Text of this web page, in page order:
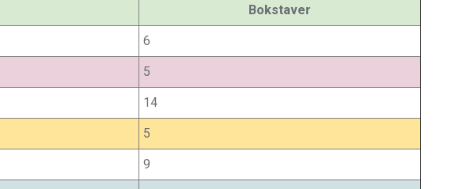
Bokstaver
6
5
14
5
9